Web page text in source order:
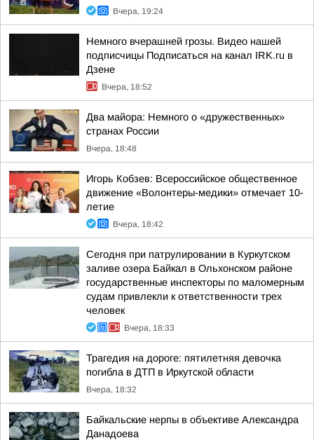
Вчера, 19:24
Немного вчерашней грозы. Видео нашей
подписчицы Подписаться на канал IRK.ru в
Дзене
Вчера, 18:52
Два майора: Немного о «дружественных»
странах России
Вчера, 18:48
Игорь Кобзев: Всероссийское общественное
движение «Волонтеры-медики» отмечает 10-
летие
Вчера, 18:42
Сегодня при патрулировании в Куркутском
заливе озера Байкал в Ольхонском районе
государственные инспекторы по маломерным
судам привлекли к ответственности трех
человек
Вчера, 18:33
Трагедия на дороге: пятилетняя девочка
погибла в ДТП в Иркутской области
Вчера, 18:32
Байкальские нерпы в объективе Александра
Данадоева